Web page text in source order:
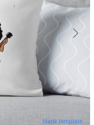
blank template